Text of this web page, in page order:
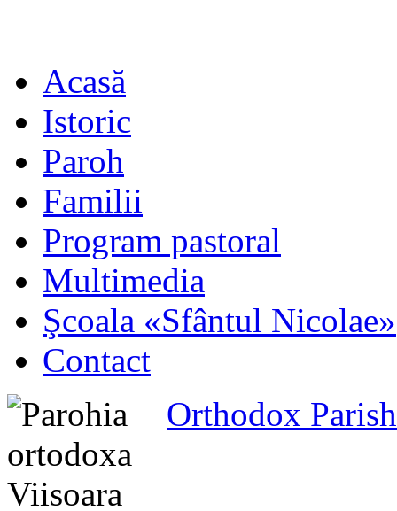
Acasă
Istoric
Paroh
Familii
Program pastoral
Multimedia
Şcoala «Sfântul Nicolae»
Contact
Orthodox